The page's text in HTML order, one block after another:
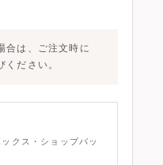
合は、ご注文時に
ください。
クス・ショップバッ